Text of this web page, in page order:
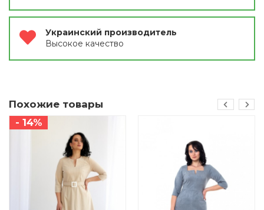
Украинский производитель
Высокое качество
Похожие товары
- 14%